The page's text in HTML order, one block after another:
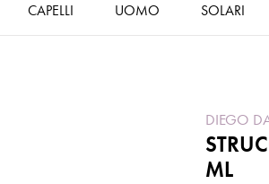
CAPELLI UOMO SOLARI
DIEGO
ML